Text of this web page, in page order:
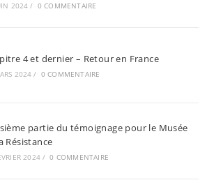
2024 / 0 COMMENTAIRE
4 et dernier – Retour en France
2024 / 0 COMMENTAIRE
partie du témoignage pour le Musée
Résistance
2024 / 0 COMMENTAIRE